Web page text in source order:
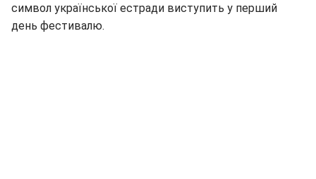
символ української естради виступить у перший
день фестивалю.